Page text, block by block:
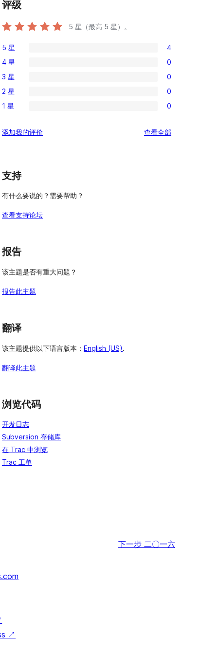
评级
5 星（最高 5 星）。
4
条
5
星
评
5 星 4
0
条
4
星
价
4 星 0
0
条
3
评
3 星 0
0
条
星
2 星 0
0
1
价
1 星 0
添加我的评价 查看全部评
支持
有什么要说的？需要帮助？
查看支持论坛
报告
该主题是否有重大问题？
报告此主题
翻译
该主题提供以下语言版本： English (US).
翻译此主题
浏览代码
开发日志
Subversion 存储库
在 Trac 中浏览
Trac 工单
下一步 二〇一六
↗